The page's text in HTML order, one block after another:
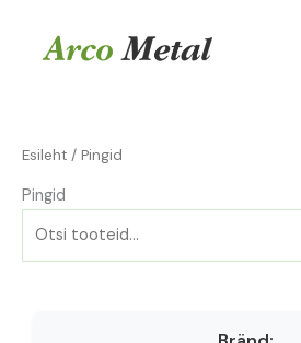
content
Esileht / Pingid
Pingid